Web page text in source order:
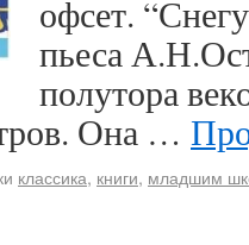
офсет.
пьеса
полутора
Она …
классика, книги, младшим